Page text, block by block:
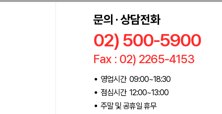
문의 · 상담전화
02) 500-5900
Fax : 02) 2265-4153
영업시간 09:00~18:30
점심시간 12:00~13:00
주말 및 공휴일 휴무